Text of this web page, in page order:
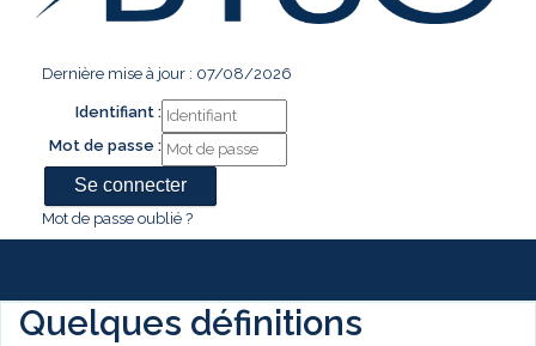
Dernière mise à jour : 07/08/2026
Identifiant :
Mot de passe :
Mot de passe oublié ?
Quelques définitions